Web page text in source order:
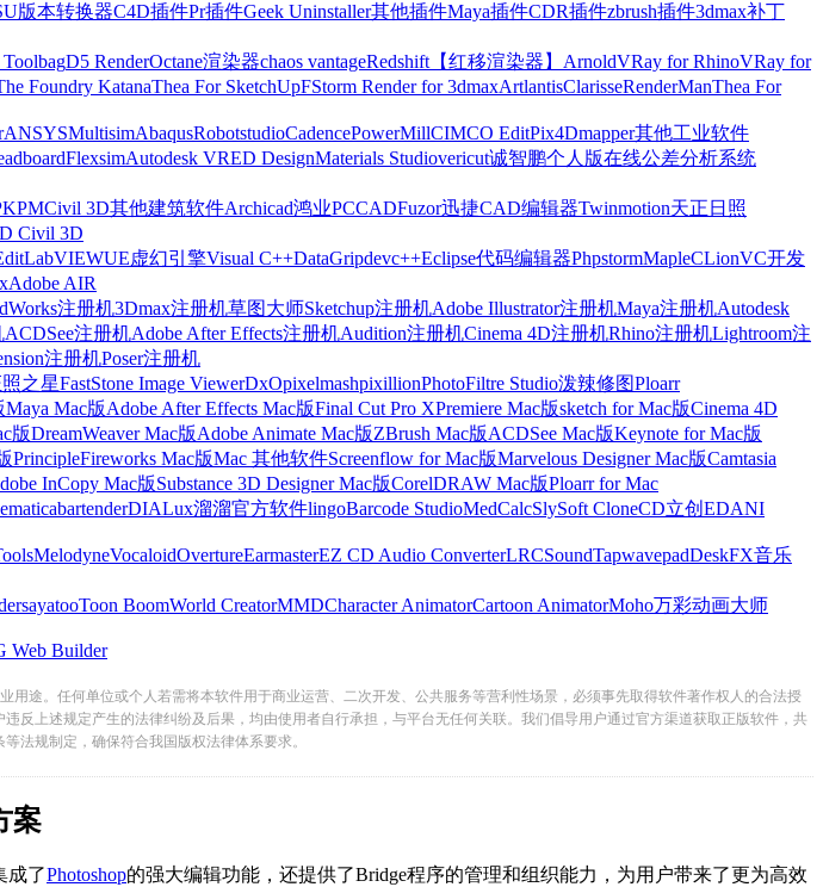
版本转换器C4D插件Pr插件Geek Uninstaller其他插件Maya插件CDR插件zbrush插件3dmax补丁
D5 RenderOctane渲染器chaos vantageRedshift【红移渲染器】 ArnoldVRay for RhinoVRay for
Foundry KatanaThea For SketchUpFStorm Render for 3dmaxArtlantisClarisseRenderManThea For
ANSYSMultisimAbaqusRobotstudioCadencePowerMillCIMCO EditPix4Dmapper其他工业软件
FlexsimAutodesk VRED DesignMaterials Studiovericut诚智鹏个人版在线公差分析系统
Civil 3D其他建筑软件Archicad鸿业PCCADFuzor迅捷CAD编辑器Twinmotion天正日照
Civil 3D
LabVIEWUE虚幻引擎Visual C++DataGripdevc++Eclipse代码编辑器PhpstormMapleCLionVC开发
Adobe AIR
注册机3Dmax注册机草图大师Sketchup注册机Adobe Illustrator注册机Maya注册机Autodesk
ACDSee注册机Adobe After Effects注册机Audition注册机Cinema 4D注册机Rhino注册机Lightroom注
注册机Poser注册机
之星FastStone Image ViewerDxOpixelmashpixillionPhotoFiltre Studio泼辣修图Ploarr
Maya Mac版Adobe After Effects Mac版Final Cut Pro XPremiere Mac版sketch for Mac版Cinema 4D
版DreamWeaver Mac版Adobe Animate Mac版ZBrush Mac版ACDSee Mac版Keynote for Mac版
PrincipleFireworks Mac版Mac 其他软件Screenflow for Mac版Marvelous Designer Mac版Camtasia
InCopy Mac版Substance 3D Designer Mac版CorelDRAW Mac版Ploarr for Mac
bartenderDIALux溜溜官方软件lingoBarcode StudioMedCalcSlySoft CloneCD立创EDANI
MelodyneVocaloidOvertureEarmasterEZ CD Audio ConverterLRCSoundTapwavepadDeskFX音乐
sayatooToon BoomWorld CreatorMMDCharacter AnimatorCartoon AnimatorMoho万彩动画大师
Web Builder
途。任何单位或个人若需将本软件用于商业运营、二次开发、公共服务等营利性场景，必须事先取得软件著作权人的合法授
上述规定产生的法律纠纷及后果，均由使用者自行承担，与平台无任何关联。我们倡导用户通过官方渠道获取正版软件，共
法规制定，确保符合我国版权法律体系要求。
案
成了Photoshop的强大编辑功能，还提供了Bridge程序的管理和组织能力，为用户带来了更为高效